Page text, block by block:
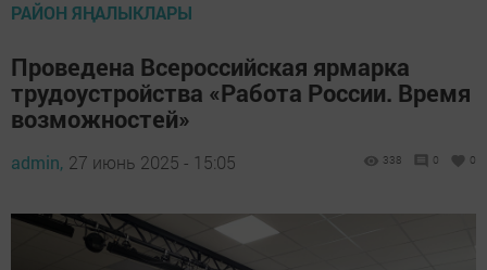
РАЙОН ЯҢАЛЫКЛАРЫ
Проведена Всероссийская ярмарка
трудоустройства «Работа России. Время
возможностей»
admin, 27 июнь 2025 - 15:05 338 0 0